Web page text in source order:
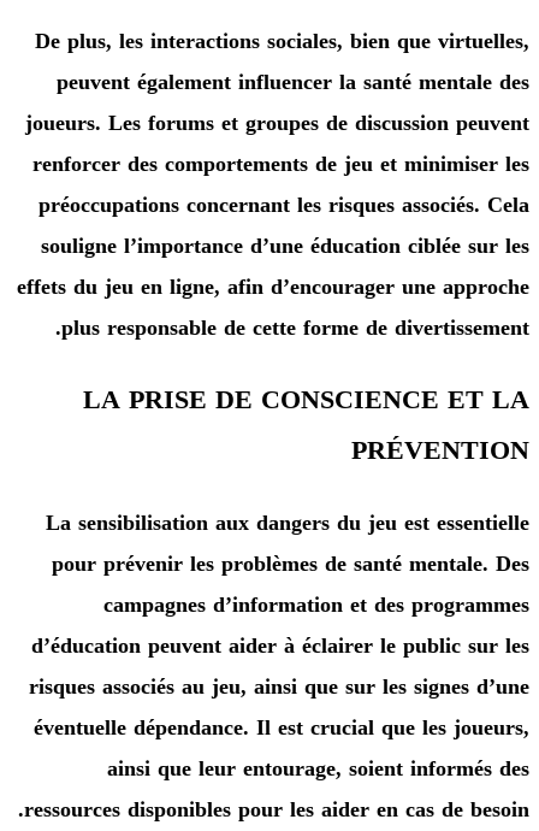
De plus, les interactions sociales, bien que
peuvent également influencer la santé
joueurs. Les forums et groupes de discussion
renforcer des comportements de jeu et
préoccupations concernant les risques
souligne l’importance d’une éducation
effets du jeu en ligne, afin d’encourager une
plus responsable de cette forme de
LA PRISE DE CONSCIENCE
La sensibilisation aux dangers du jeu est
pour prévenir les problèmes de santé
campagnes d’information et des
d’éducation peuvent aider à éclairer le
risques associés au jeu, ainsi que sur les
éventuelle dépendance. Il est crucial que les
ainsi que leur entourage, soient
ressources disponibles pour les aider en cas de